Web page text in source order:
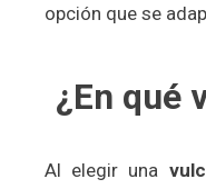
opción que se
¿En qué
Al elegir una